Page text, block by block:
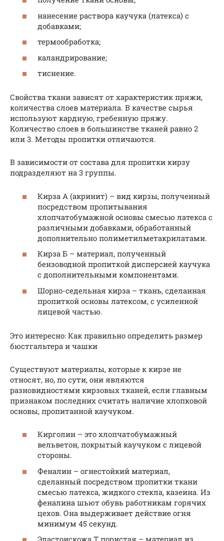
нанесение раствора каучука (латекса) с
добавками;
термообработка;
каландрирование;
тиснение.
Свойства ткани зависят от характеристик пряжи,
количества слоев материала. В качестве сырья
используют кардную, гребенную пряжу.
Количество слоев в большинстве тканей равно 2
или 3. Методы пропитки отличаются.
В зависимости от состава для пропитки кирзу
подразделяют на 3 группы.
Кирза А (акринит) – вид кирзы, полученный
посредством пропитывания
хлопчатобумажной основы смесью латекса с
различными добавками, обработанный
дополнительно полиметилметакрилатами.
Кирза Б – материал, полученный
бензоводной пропиткой дисперсией каучука
с дополнительными компонентами.
Шорно-седельная кирза – ткань, сделанная
пропиткой основы латексом, с усиленной
лицевой частью.
Это интересно: Как правильно определить размер
бюстгальтера и чашки
Существуют материалы, которые к кирзе не
относят, но, по сути, они являются
разновидностями кирзовых тканей, если главным
признаком последних считать наличие хлопковой
основы, пропитанной каучуком.
Кирголин – это хлопчатобумажный
вельветон, покрытый каучуком с лицевой
стороны.
Феналин – огнестойкий материал,
сделанный посредством пропитки ткани
смесью латекса, жидкого стекла, казеина. Из
феналина шьют обувь работникам горячих
цехов. Она выдерживает действие огня
минимум 45 секунд.